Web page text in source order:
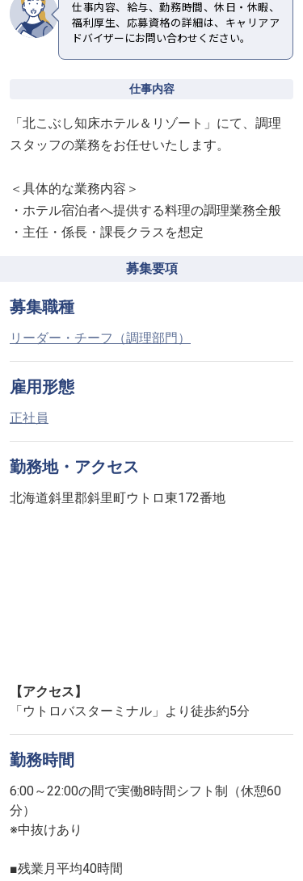
仕事内容、給与、勤務時間、休日・休暇、
福利厚生、応募資格の詳細は、キャリアア
ドバイザーにお問い合わせください。
仕事内容
「北こぶし知床ホテル＆リゾート」にて、調理
スタッフの業務をお任せいたします。
＜具体的な業務内容＞
・ホテル宿泊者へ提供する料理の調理業務全般
・主任・係長・課長クラスを想定
募集要項
募集職種
リーダー・チーフ（調理部門）
雇用形態
正社員
勤務地・アクセス
北海道斜里郡斜里町ウトロ東172番地
【アクセス】
「ウトロバスターミナル」より徒歩約5分
勤務時間
6:00～22:00の間で実働8時間シフト制（休憩60
分）
※中抜けあり
■残業月平均40時間